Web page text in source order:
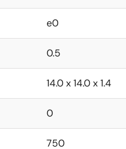
e0
0.5
14.0 x 14.0 x 1.4
0
750